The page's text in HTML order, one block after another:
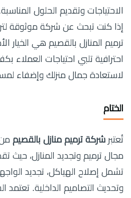
الاحتياجات وتقديم الحلول
إذا كنت تبحث عن شركة موثوقة
ترميم المنازل بالقصيم هي الخيار
احترافية تلبي احتياجات العملاء
لاستعادة جمال منزلك وإضفاء
الختام
تُعتبر شركة ترميم منازل بالقصيم
مجال ترميم وتجديد المنازل، حيث
تشمل إصلاح الهياكل، تجديد
وتحديث التصاميم الداخلية. تعتمد